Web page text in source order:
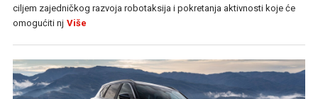
ciljem zajedničkog razvoja robotaksija i pokretanja aktivnosti koje će
omogućiti nj Više